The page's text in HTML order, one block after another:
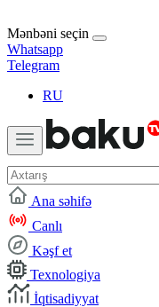
Mənbəni seçin
Whatsapp
Telegram
RU
Ana səhifə
Canlı
Kəşf et
Texnologiya
İqtisadiyyat